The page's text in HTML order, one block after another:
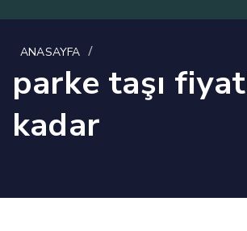
ANASAYFA /
parke taşı
kadar